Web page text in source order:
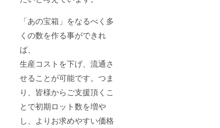
「あの宝箱」をなるべく多
くの数を作る事ができれ
ば、
生産コストを下げ、流通さ
せることが可能です。つま
り、皆様からご支援頂くこ
とで初期ロット数を増や
し、よりお求めやすい価格